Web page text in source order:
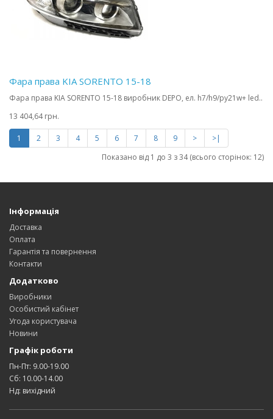
Фара права KIA SORENTO 15-18
Фара права KIA SORENTO 15-18 виробник DEPO, ел. h7/h9/py21w+ led..
13 404,64 грн.
1 2 3 4 5 6 7 8 9 >
>|
Показано від 1 до 3 з 34 (всього сторінок: 12)
Інформація
Доставка
Оплата
Гарантія та повернення
Контакти
Додатково
Виробники
Особистий кабінет
Угода користувача
Новини
Графік роботи
Пн-Пт: 9.00-19.00
Сб: 10.00-14.00
Нд: вихідний